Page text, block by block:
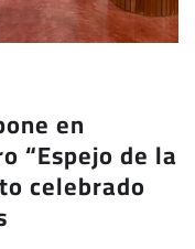
en
“Espejo de la
celebrado